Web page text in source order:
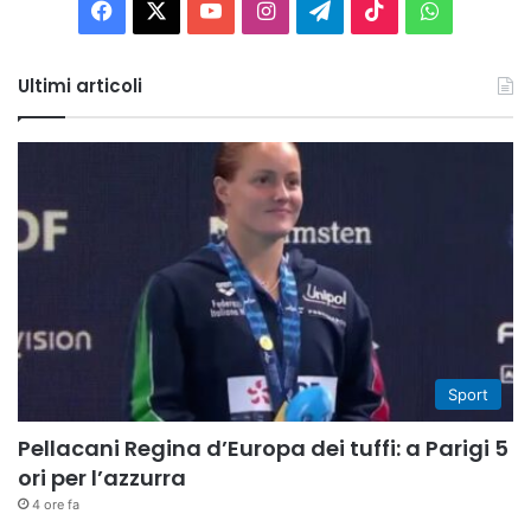
Facebook You InstagramTelegram
TikTok
Ultimi articoli
Sport
Pellacani Regina d’Europa dei tuffi: a Parigi 5
ori per l’azzurra
4 ore fa